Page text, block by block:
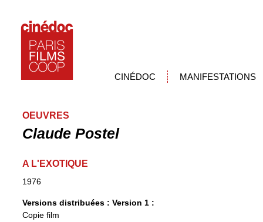
CINÉDOC MANIFESTATIONS
OEUVRES
Claude Postel
A L'EXOTIQUE
1976
Versions distribuées : Version 1 :
Copie film